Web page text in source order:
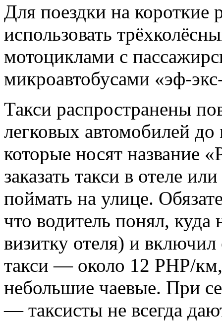
Для поездки на короткие
использовать
мотоциклами с
микроавтобусами «эф-
Такси распространены
легковых автомобилей
которые носят название
заказать такси в отеле
поймать на улице.
что водитель понял, куда
визитку отеля) и
такси — около 12 PHP/
небольшие чаевые. При
— таксисты не всегда